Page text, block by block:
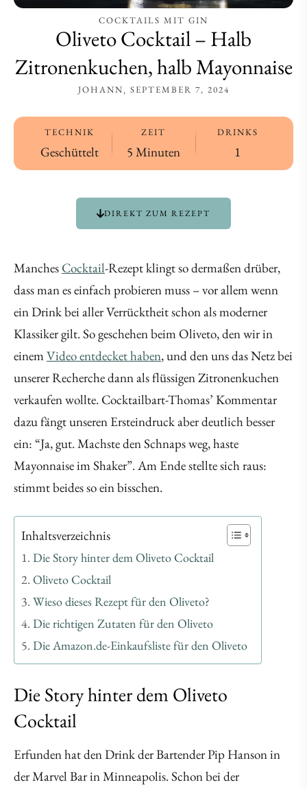
COCKTAILS MIT GIN
Oliveto Cocktail – Halb
Zitronenkuchen, halb Mayonnaise
JOHANN SEPTEMBER 7, 2024
TECHNIK
Geschüttelt
ZEIT
5 Minuten
DRINKS
1
DIREKT ZUM REZEPT
Manches Cocktail-Rezept klingt so dermaßen drüber,
dass man es einfach probieren muss – vor allem wenn
ein Drink bei aller Verrücktheit schon als moderner
Klassiker gilt. So geschehen beim Oliveto, den wir in
einemVideo entdecket haben, und den uns das Netz bei
unserer Recherche dann als flüssigen Zitronenkuchen
verkaufen wollte. Cocktailbart-Thomas’ Kommentar
dazu fängt unseren Ersteindruck aber deutlich besser
ein: “Ja, gut. Machste den Schnaps weg, haste
Mayonnaise im Shaker”. Am Ende stellte sich raus:
stimmt beides so ein bisschen.
Inhaltsverzeichnis
Die Story hinter dem Oliveto Cocktail
Oliveto Cocktail
Wieso dieses Rezept für den Oliveto?
Die richtigen Zutaten für den Oliveto
Die Amazon.de-Einkaufsliste für den Oliveto
Die Story hinter dem Oliveto
Cocktail
Erfunden hat den Drink der Bartender Pip Hanson in
der Marvel Bar in Minneapolis. Schon bei der